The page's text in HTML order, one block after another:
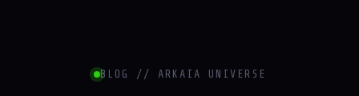
BLOG // ARKAIA UNIVERSE